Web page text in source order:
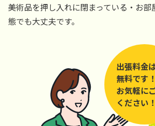
美術品を押し入れに閉まっている・お部
態でも大丈夫です。
出張料金
無料です！
お気軽に
ください！